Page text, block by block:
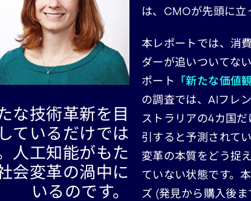
な技術革新を目
ているだけでは
人工知能がもた
会変革の渦中に
いるのです。
は、CMOが先頭に立
本レポートでは、消
ダーが追いついてな
ポート
「新たな価値
の調査では、AIフレ
ストラリアの4カ国
引すると予測されて
変革の本質をどう捉
ていない状態です。
ズ (発見から購入後